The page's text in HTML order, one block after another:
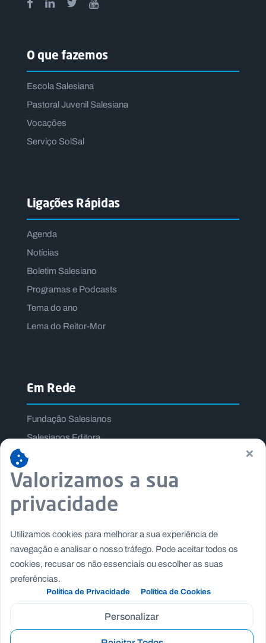
O que fazemos
Escola Salesiana
Pastoral Juvenil Salesiana
Vocações
Serviço SolSal
Ligações Rápidas
Agenda
Notícias
Boletim Salesiano
Programas e Podcasts
Tema do ano
Lema do Reitor-Mor
Em Rede
Fundação Salesianos
Salesianos Editora
Família Salesiana
Missão Dom Bosco
Jogos Nacionais Salesianos
×
Valorizamos a sua
privacidade
Utilizamos cookies para melhorar a sua experiência de
navegação e analisar o nosso tráfego. Pode aceitar todos os
cookies, recusar os não essenciais ou escolher as suas
preferências.
Política de Privacidade Política de Cookies
Personalizar